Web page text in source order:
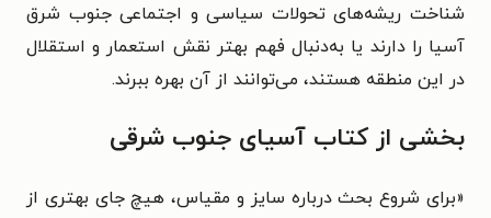
شناخت ریشه‌های تحولات سیاسی و اجتماعی جنوب شرق
آسیا را دارند یا به‌دنبال فهم بهتر نقش استعمار و استقلال
در این منطقه هستند، می‌توانند از آن بهره ببرند.
بخشی از کتاب آسیای جنوب شرقی
«برای شروع بحث درباره سایز و مقیاس، هیچ جای بهتری از